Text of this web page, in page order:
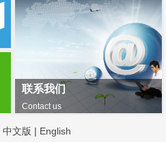
联系我们
Contact us
中文版 | English